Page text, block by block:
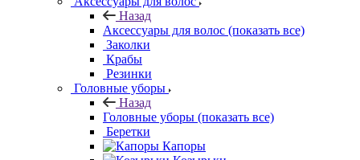
Назад
Аксессуары для волос (показать все)
Назад
Головные уборы (показать все)
Капоры